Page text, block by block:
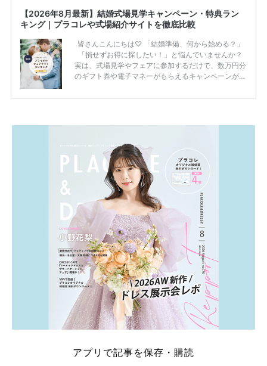
【2026年8月最新】結婚式場見学キャンペーン・特典ラン
キング｜プラコレや式場紹介サイトを徹底比較
皆さんこんにちは♡ 「結婚準備、何から始める？」
「損せずお得に探したい！」と悩んでいませんか？
実は、式場見学やフェアに参加するだけで、数万円分
のギフト券や電子マネーがもらえるキャンペーンがあ
ため、比較せずに選ぶと損をしてしまうことも……。
一番お得？」「プラコレの特典は？」といった疑問も
解決します。 まずは診断で候補を絞れる「ウェディ
ング診断」か、体験型 […]続きを読む
アプリで記事を保存・購読